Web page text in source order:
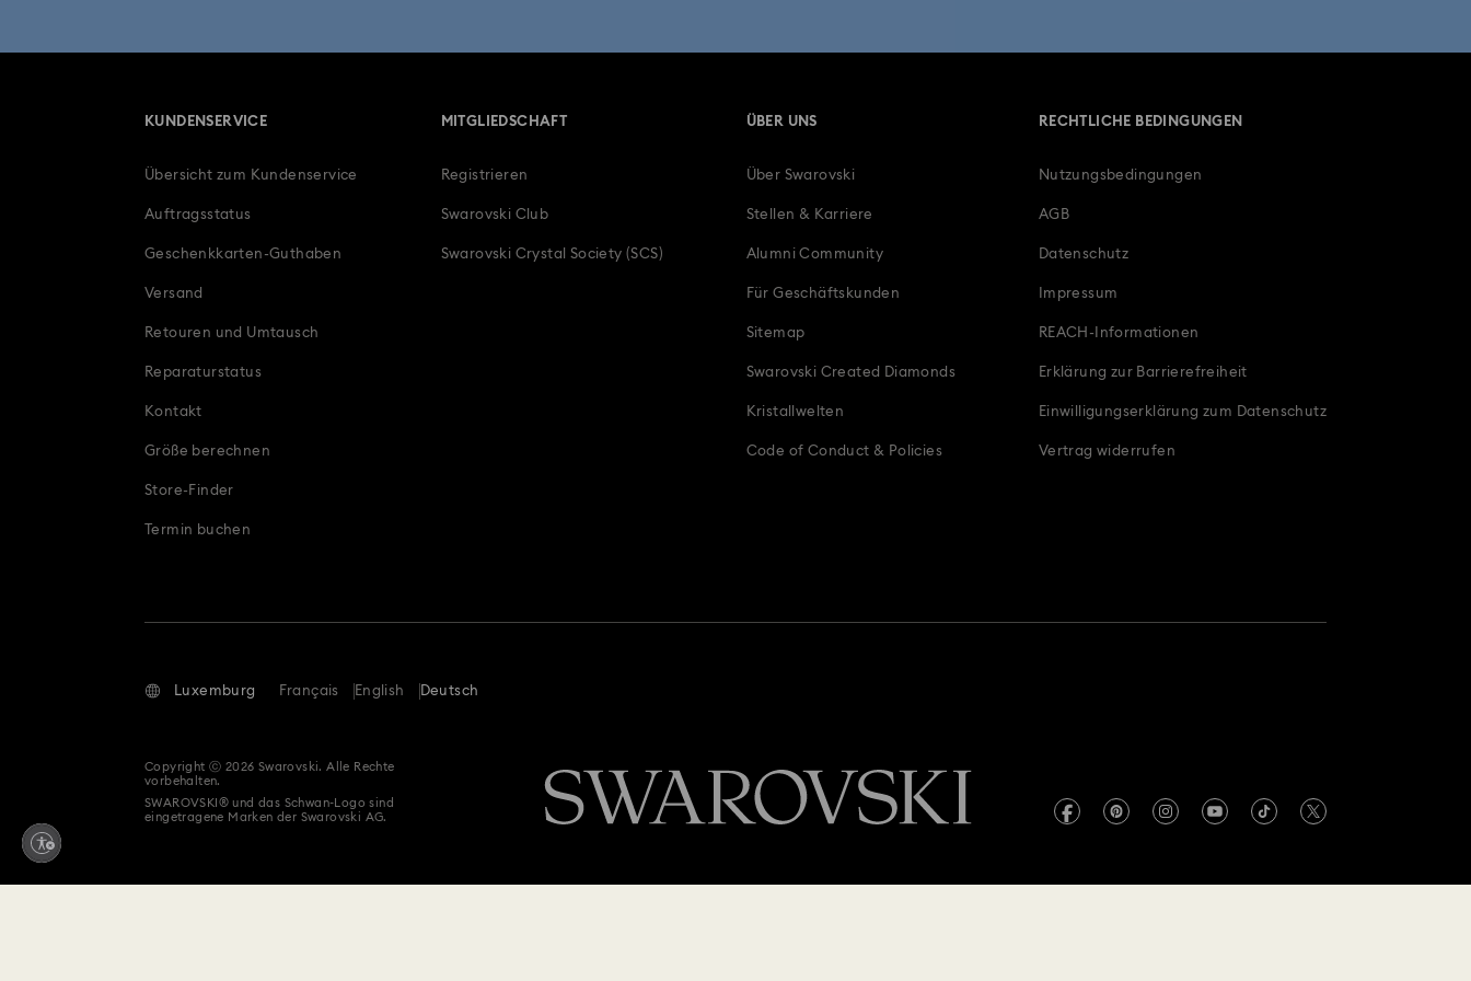
KUNDENSERVICE
Übersicht zum Kundenservice
Auftragsstatus
Geschenkkarten-Guthaben
Versand
Retouren und Umtausch
Reparaturstatus
Kontakt
Größe berechnen
Store-Finder
Termin buchen
MITGLIEDSCHAFT
Registrieren
Swarovski Club
Swarovski Crystal Society (SCS)
ÜBER UNS
Über Swarovski
Stellen & Karriere
Alumni Community
Für Geschäftskunden
Sitemap
Swarovski Created Diamonds
Kristallwelten
Code of Conduct & Policies
RECHTLICHE BEDINGUNGEN
Nutzungsbedingungen
AGB
Datenschutz
Impressum
REACH-Informationen
Erklärung zur Barrierefreiheit
Einwilligungserklärung zum Datenschutz
Vertrag widerrufen
Luxemburg Français English Deutsch
Copyright ⓒ 2026 Swarovski. Alle Rechte
vorbehalten.
SWAROVSKI® und das Schwan-Logo sind
eingetragene Marken der Swarovski AG.